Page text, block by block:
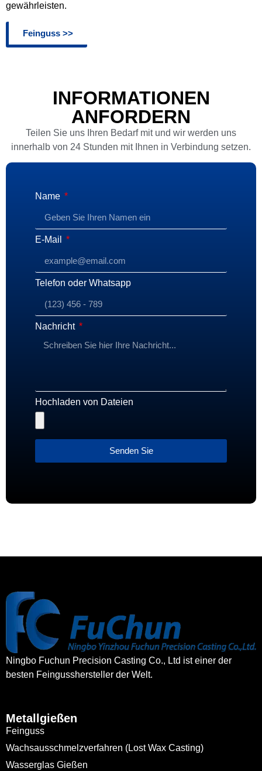
gewährleisten.
Feinguss >>
INFORMATIONEN
ANFORDERN
Teilen Sie uns Ihren Bedarf mit und wir werden uns
innerhalb von 24 Stunden mit Ihnen in Verbindung setzen.
Name
E-Mail
Telefon oder Whatsapp
Nachricht
Hochladen von Dateien
Senden Sie
Ningbo Fuchun Precision Casting Co., Ltd ist einer der
besten Feingusshersteller der Welt.
Metallgießen
Feinguss
Wachsausschmelzverfahren (Lost Wax Casting)
Wasserglas Gießen